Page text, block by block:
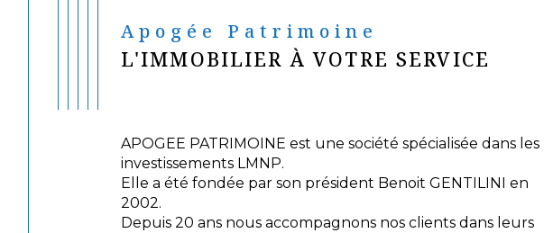
Apogée Patrimoine
L'IMMOBILIER À VOTRE SERVICE
APOGEE PATRIMOINE est une société spécialisée dans les
investissements LMNP.
Elle a été fondée par son président Benoit GENTILINI en
2002.
Depuis 20 ans nous accompagnons nos clients dans leurs